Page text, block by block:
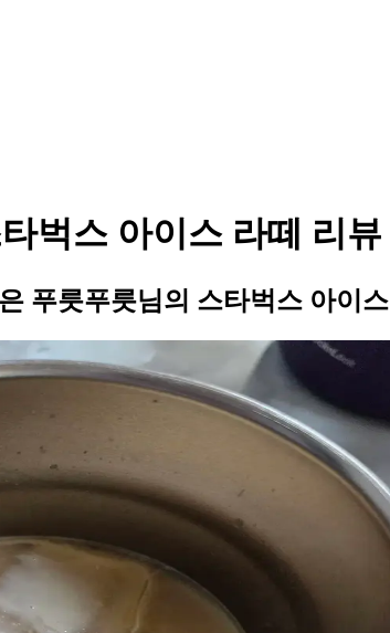
벅스 아이스 라떼 리뷰
푸릇푸릇님의 스타벅스 아이